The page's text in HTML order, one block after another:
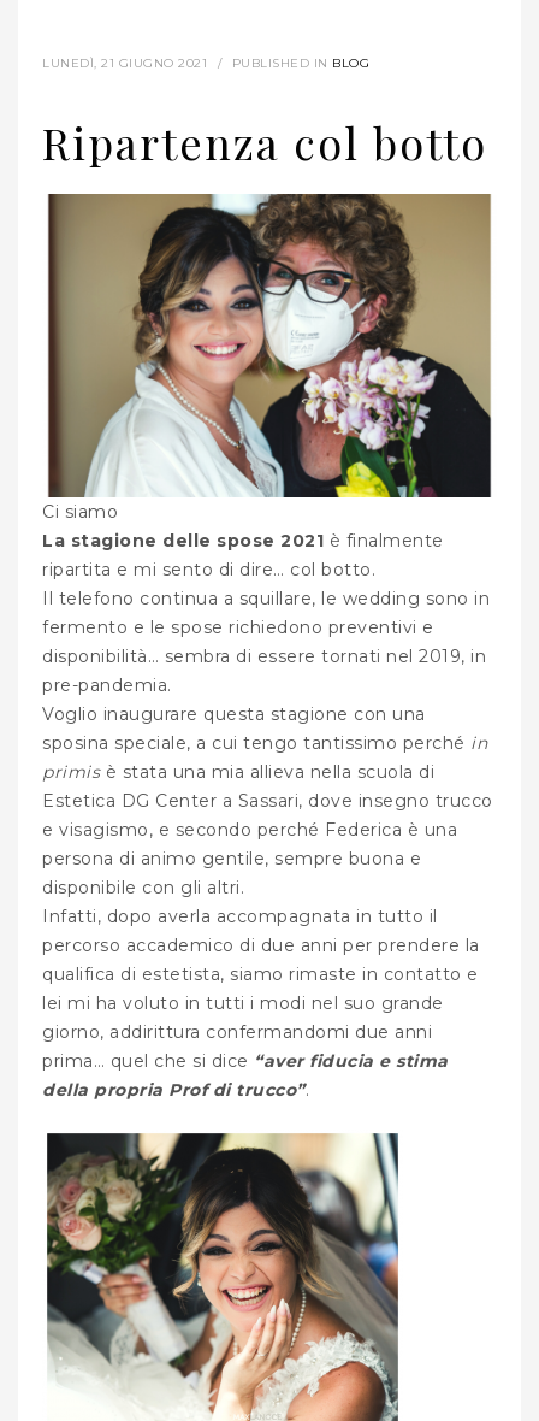
LUNEDÌ, 21 GIUGNO 2021 / PUBLISHED IN BLOG
Ripartenza col botto
Ci siamo
La stagione delle spose 2021 è finalmente
ripartita e mi sento di dire… col botto.
Il telefono continua a squillare, le wedding sono in
fermento e le spose richiedono preventivi e
disponibilità… sembra di essere tornati nel 2019, in
pre-pandemia.
Voglio inaugurare questa stagione con una
sposina speciale, a cui tengo tantissimo perché in
primisè stata una mia allieva nella scuola di
Estetica DG Center a Sassari, dove insegno trucco
e visagismo, e secondo perché Federica è una
persona di animo gentile, sempre buona e
disponibile con gli altri.
Infatti, dopo averla accompagnata in tutto il
percorso accademico di due anni per prendere la
qualifica di estetista, siamo rimaste in contatto e
lei mi ha voluto in tutti i modi nel suo grande
giorno, addirittura confermandomi due anni
prima… quel che si dice “aver fiducia e stima
della propria Prof di trucco”.